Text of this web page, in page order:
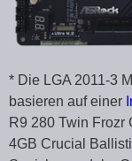
* Die LGA 2011-3
basieren auf einer
R9 280 Twin Frozr
4GB Crucial